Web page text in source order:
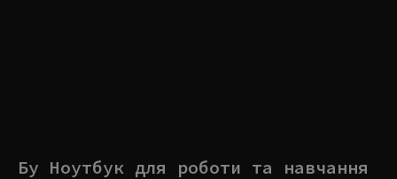
Бу Ноутбук для роботи та навчання